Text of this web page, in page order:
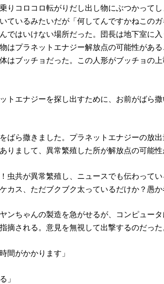
りコロコロ転がりだし出し物にぶつかって
ているみたいだが「何してんですかねこの
ではいけない場所だった。団長は地下室に
はプラネットエナジー解放点の可能性があ
はブッチョだった。この人形がブッチョの
トエナジーを探し出すために、お前がばら
ばら撒きました。プラネットエナジーの放
りまして、異常繁殖した所が解放点の可能性
虫共が異常繁殖し、ニュースでも伝わって
カス、ただブクブク太っているだけか？愚か
ンちゃんの製造を急がせるが、コンピュー
摘される。意見を無視して出撃するのだった
間がかかります」
」